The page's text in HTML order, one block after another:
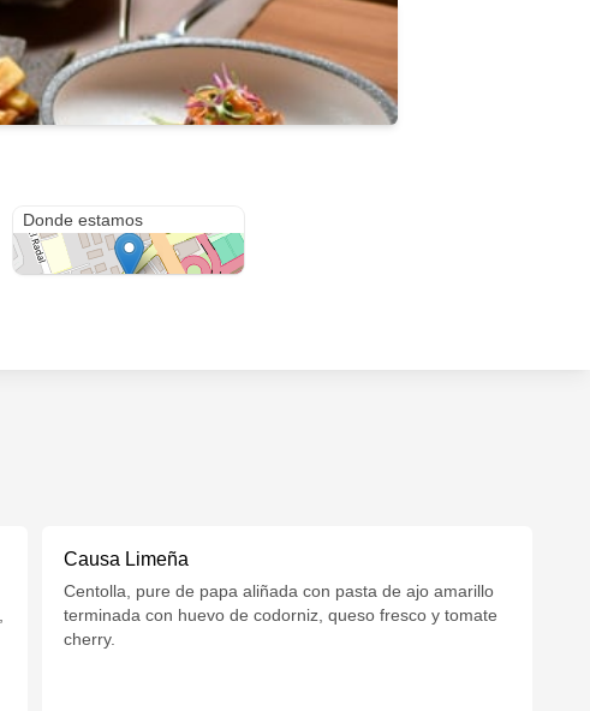
Donde estamos
Causa Limeña
Centolla, pure de papa aliñada con pasta de ajo amarillo
terminada con huevo de codorniz, queso fresco y tomate
cherry.